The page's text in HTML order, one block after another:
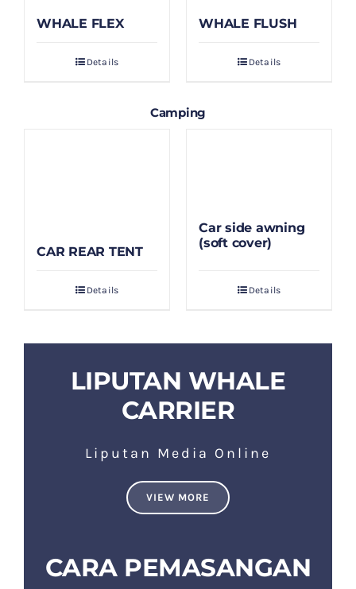
WHALE FLEX
Details
WHALE FLUSH
Details
Camping
CAR REAR TENT
Details
Car side awning
(soft cover)
Details
LIPUTAN WHALE
CARRIER
Liputan Media Online
VIEW MORE
CARA PEMASANGAN